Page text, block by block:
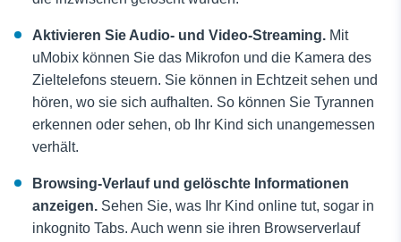
Aktivieren Sie Audio- und Video-Streaming. Mit
uMobix können Sie das Mikrofon und die Kamera des
Zieltelefons steuern. Sie können in Echtzeit sehen und
hören, wo sie sich aufhalten. So können Sie Tyrannen
erkennen oder sehen, ob Ihr Kind sich unangemessen
verhält.
Browsing-Verlauf und gelöschte Informationen
anzeigen. Sehen Sie, was Ihr Kind online tut, sogar in
inkognito Tabs. Auch wenn sie ihren Browserverlauf